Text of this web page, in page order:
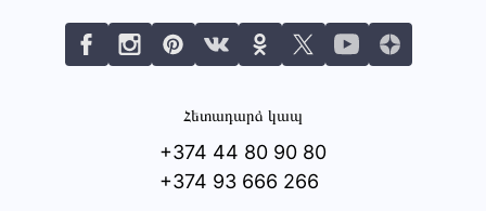
Հետադարձ կապ
+374 44 80 90 80
+374 93 666 266